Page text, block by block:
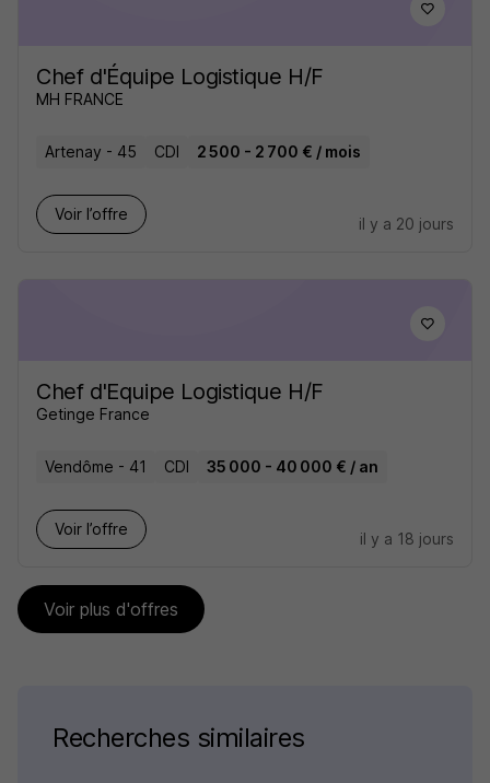
Chef d'Équipe Logistique H/F
MH FRANCE
Artenay - 45 CDI 2 500 - 2 700 € / mois
Voir l’offre
il y a 20 jours
Chef d'Equipe Logistique H/F
Getinge France
Vendôme - 41 CDI 35 000 - 40 000 € / an
Voir l’offre
il y a 18 jours
Voir plus d'offres
Recherches similaires